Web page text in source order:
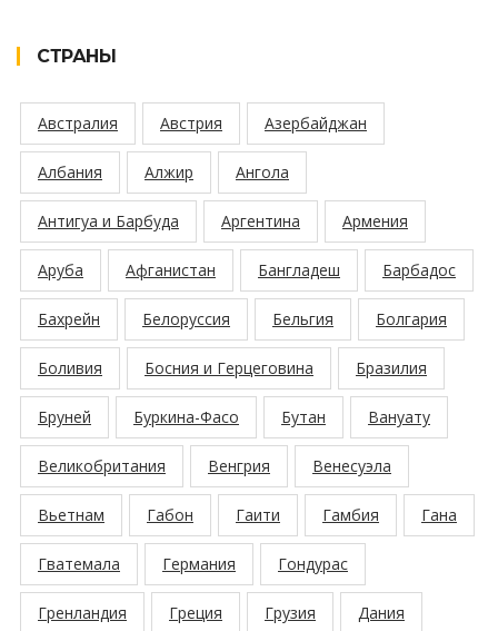
СТРАНЫ
Австралия Австрия Азербайджан
Албания Алжир Ангола
Антигуа и Барбуда Аргентина Армения
Аруба Афганистан Бангладеш Барбадос
Бахрейн Белоруссия Бельгия Болгария
Боливия Босния и Герцеговина Бразилия
Бруней Буркина-Фасо Бутан Вануату
Великобритания Венгрия Венесуэла
Вьетнам Габон Гаити Гамбия Гана
Гватемала Германия Гондурас
Гренландия Греция Грузия Дания